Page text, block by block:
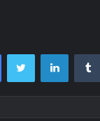
FacebookTwitter